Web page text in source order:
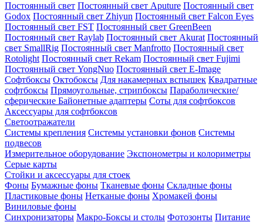
Постоянный свет Постоянный свет Aputure Постоянный свет
Godox Постоянный свет Zhiyun Постоянный свет Falcon Eyes
Постоянный свет FST Постоянный свет GreenBeen
Постоянный свет Raylab Постоянный свет Akurat Постоянный
свет SmallRig Постоянный свет Manfrotto Постоянный свет
Rotolight Постоянный свет Rekam Постоянный свет Fujimi
Постоянный свет YongNuo Постоянный свет E-Image
Софтбоксы Октобоксы Для накамерных вспышек Квадратные
софтбоксы Прямоугольные, стрипбоксы Параболические/
сферические Байонетныe адаптеры Соты для софтбоксов
Аксессуары для софтбоксов
Светоотражатели
Системы крепления Системы установки фонов Системы
подвесов
Измерительное оборудование Экспонометры и колориметры
Серые карты
Стойки и аксессуары для стоек
Фоны Бумажные фоны Тканевые фоны Складные фоны
Пластиковые фоны Нетканые фоны Хромакей фоны
Виниловые фоны
Синхронизаторы Макро-Боксы и столы Фотозонты Питание